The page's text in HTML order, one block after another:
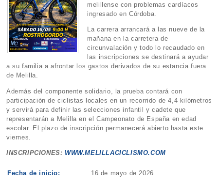
melillense con problemas cardíacos
ingresado en Córdoba.
La carrera arrancará a las nueve de la
mañana en la carretera de
circunvalación y todo lo recaudado en
las inscripciones se destinará a ayudar
a su familia a afrontar los gastos derivados de su estancia fuera
de Melilla.
Además del componente solidario, la prueba contará con
participación de ciclistas locales en un recorrido de 4,4 kilómetros
y servirá para definir las selecciones infantil y cadete que
representarán a Melilla en el Campeonato de España en edad
escolar. El plazo de inscripción permanecerá abierto hasta este
viernes.
INSCRIPCIONES: WWW.MELILLACICLISMO.COM
Fecha de inicio: 16 de mayo de 2026